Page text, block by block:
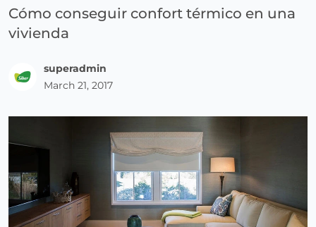
Cómo conseguir confort térmico en una
vivienda
superadmin
March 21, 2017